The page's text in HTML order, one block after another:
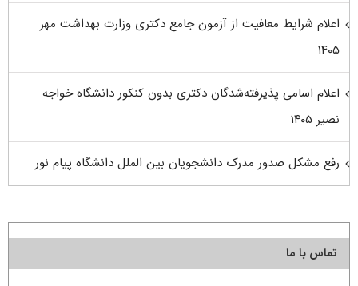
اعلام شرایط معافیت از آزمون جامع دکتری وزارت بهداشت مهر
۱۴۰۵
اعلام اسامی پذیرفته‌شدگان دکتری بدون کنکور دانشگاه خواجه
نصیر ۱۴۰۵
رفع مشکل صدور مدرک دانشجویان بین الملل دانشگاه پیام نور
تماس با ما